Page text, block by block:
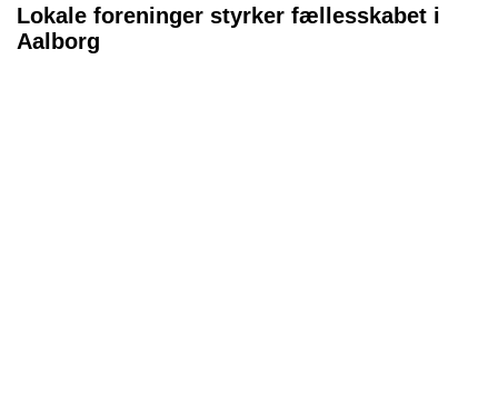
Lokale foreninger styrker fællesskabet i
Aalborg